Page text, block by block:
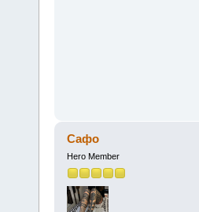
Сафо
Hero Member